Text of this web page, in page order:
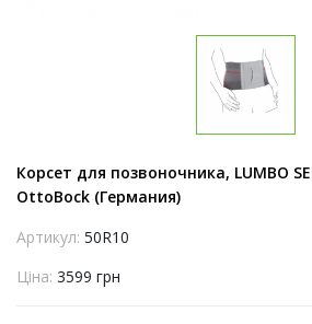
Корсет для позвоночника, LUMBO
OttoBock (Германия)
Артикул: 50R10
Ціна: 3599 грн